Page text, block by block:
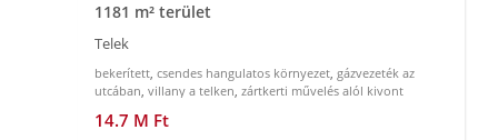
1181 m² terület
Telek
bekerített, csendes hangulatos környezet, gázvezeték az
utcában, villany a telken, zártkerti művelés alól kivont
14.7 M Ft